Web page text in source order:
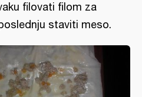
filovati filom za
staviti meso.